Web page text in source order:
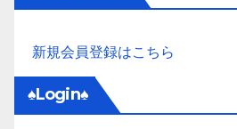
新規会員登録はこちら
♠Login♠